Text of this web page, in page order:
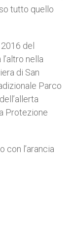
tutto quello
del
nella
di San
Parco
Protezione
con l’arancia